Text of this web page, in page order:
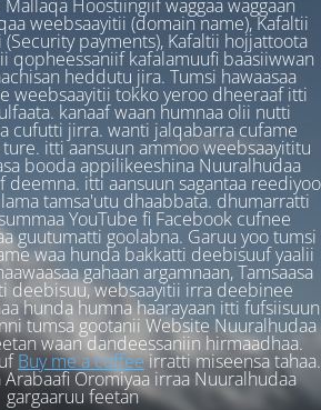
Hoostiingiif waggaa waggaan
weebsaayitii (domain name), Kafaltii
payments), Kafaltii hojjattoota
qopheessaniif kafalamuufi baasiiwwan
heddutu jira. Tumsi hawaasaa
weebsaayitii tokko yeroo dheeraaf itti
kanaaf waan humnaa olii nutti
cufutti jirra. wanti jalqabarra cufame
ture. itti aansuun ammoo weebsaayititu
booda appilikeeshina Nuuralhudaa
itti aansuun sagantaa reediyoo
tamsa'utu dhaabbata. dhumarratti
YouTube fi Facebook cufnee
guutumatti goolabna. Garuu yoo tumsi
waa hunda bakkatti deebisuuf yaalii
gahaan argamnaan, Tamsaasa
deebisuu, websaayitii irra deebinee
hunda humna haarayaan itti fufsiisuun
tumsa gootanii Website Nuuralhudaa
waan dandeessaniin hirmaadhaa.
Buy me a coffeeirratti miseensa tahaa.
Oromiyaa irraa Nuuralhudaa
gargaaruu feetan